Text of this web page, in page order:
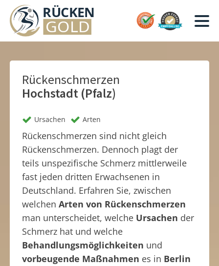
Rückenschmerzen
Hochstadt (Pfalz)
Ursachen Arten
Rückenschmerzen sind nicht gleich
Rückenschmerzen. Dennoch plagt der
teils unspezifische Schmerz mittlerweile
fast jeden dritten Erwachsenen in
Deutschland. Erfahren Sie, zwischen
welchen Arten von Rückenschmerzen
man unterscheidet, welche Ursachen der
Schmerz hat und welche
Behandlungsmöglichkeiten und
vorbeugende Maßnahmen es in Berlin